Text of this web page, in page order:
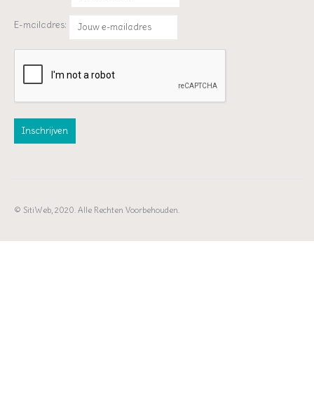
E-mailadres:
© SitiWeb, 2020. Alle Rechten Voorbehouden.